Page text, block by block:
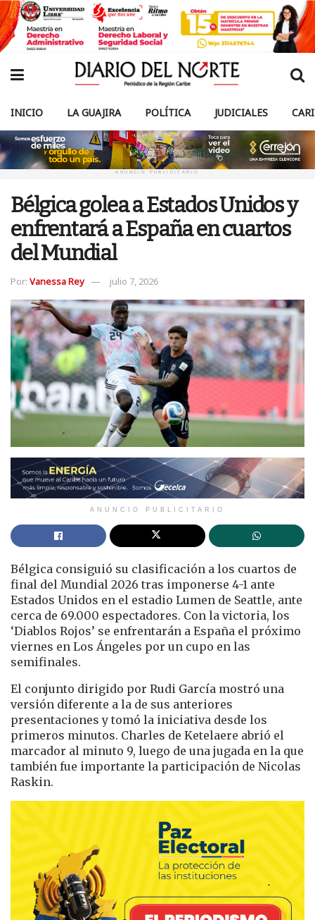
INICIO LA GUAJIRA POLÍTICA JUDICIALES
ANUNCIO PUBLICITARIO
Bélgica golea a Estados Unidos y
enfrentará a España en cuartos
del Mundial
Por: Vanessa Rey julio 7, 2026
ANUNCIO PUBLICITARIO
Bélgica consiguió su clasificación a los cuartos de
final del Mundial 2026 tras imponerse 4-1 ante
Estados Unidos en el estadio Lumen de Seattle, ante
cerca de 69.000 espectadores. Con la victoria, los
‘Diablos Rojos’ se enfrentarán a España el próximo
viernes en Los Ángeles por un cupo en las
semifinales.
El conjunto dirigido por Rudi García mostró una
versión diferente a la de sus anteriores
presentaciones y tomó la iniciativa desde los
primeros minutos. Charles de Ketelaere abrió el
marcador al minuto 9, luego de una jugada en la que
también fue importante la participación de Nicolas
Raskin.